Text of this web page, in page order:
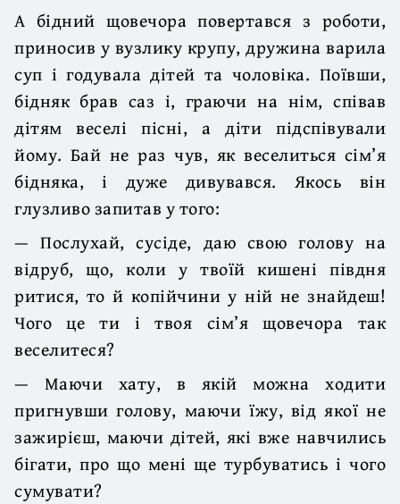
А бідний щовечора повертався з роботи,
приносив у вузлику крупу, дружина варила
суп і годувала дітей та чоловіка. Поївши,
бідняк брав саз і, граючи на нім, співав
дітям веселі пісні, а діти підспівували
йому. Бай не раз чув, як веселиться сім’я
бідняка, і дуже дивувався. Якось він
глузливо запитав у того:
— Послухай, сусіде, даю свою голову на
відруб, що, коли у твоїй кишені півдня
ритися, то й копійчини у ній не знайдеш!
Чого це ти і твоя сім’я щовечора так
веселитеся?
— Маючи хату, в якій можна ходити
пригнувши голову, маючи їжу, від якої не
зажирієш, маючи дітей, які вже навчились
бігати, про що мені ще турбуватись і чого
сумувати?